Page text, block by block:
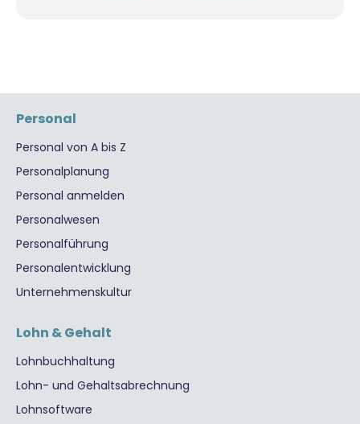
Personal
Personal von A bis Z
Personalplanung
Personal anmelden
Personalwesen
Personalführung
Personalentwicklung
Unternehmenskultur
Lohn & Gehalt
Lohnbuchhaltung
Lohn- und Gehaltsabrechnung
Lohnsoftware